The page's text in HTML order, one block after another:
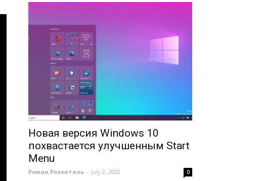
Новая версия Windows 10
похвастается улучшенным Start
Menu
Роман Розенталь - July 2, 2020 0